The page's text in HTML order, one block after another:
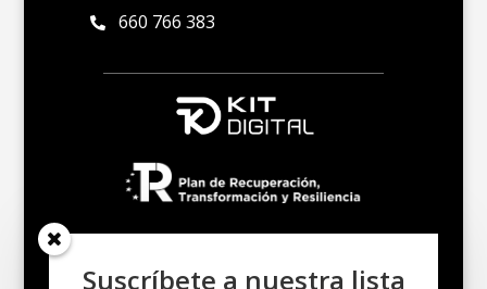
 660 766 383
Suscríbete a nuestra lista